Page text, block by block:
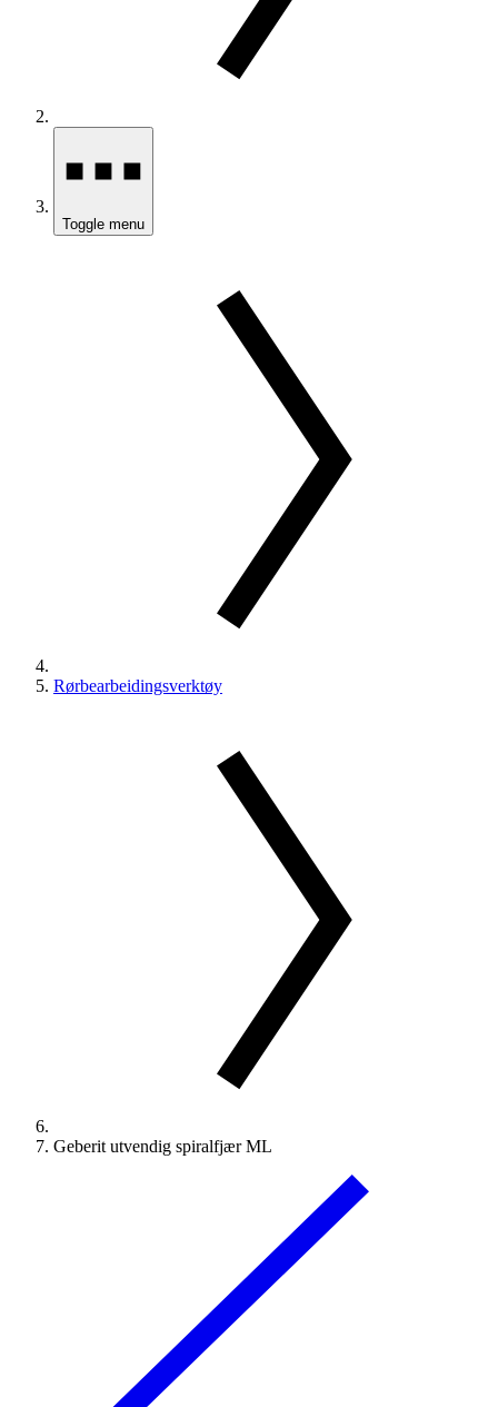
Toggle menu
Rørbearbeidingsverktøy
Geberit utvendig spiralfjær ML